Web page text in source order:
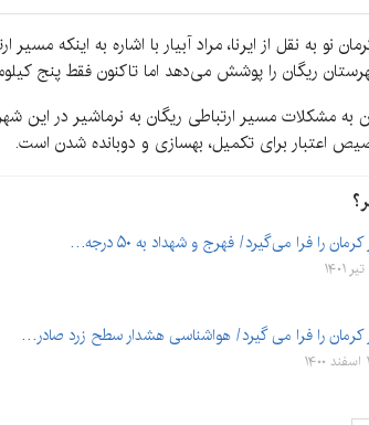
ریگان را پوشش می‌دهد اما تاکنون فقط پنج
اعتبار برای تکمیل، بهسازی و دوبانده شدن است.
را فرا می‌گیرد/ فهرج و شهداد به ۵۰ درجه…
کرمان را فرا می گیرد/ هواشناسی هشدار سطح زرد صادر…